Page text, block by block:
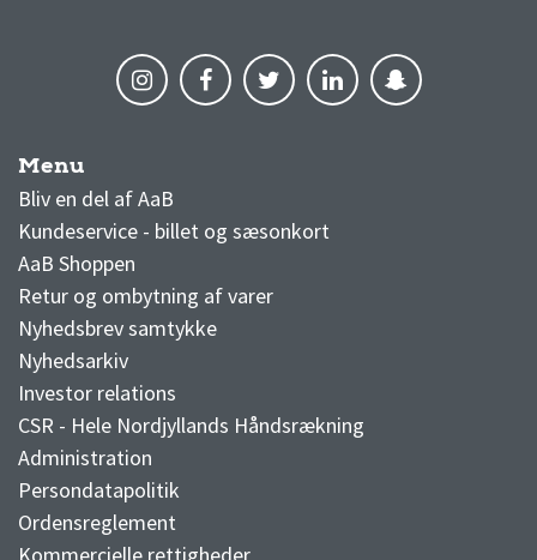
Menu
Bliv en del af AaB
Kundeservice - billet og sæsonkort
AaB Shoppen
Retur og ombytning af varer
Nyhedsbrev samtykke
Nyhedsarkiv
Investor relations
CSR - Hele Nordjyllands Håndsrækning
Administration
Persondatapolitik
Ordensreglement